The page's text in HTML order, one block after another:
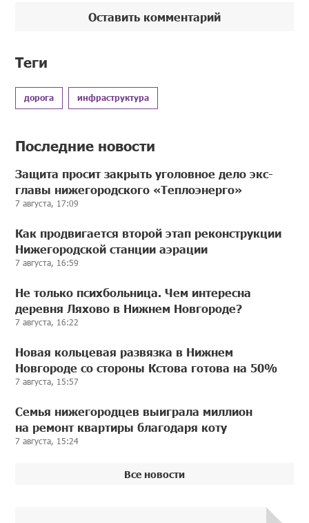
Оставить комментарий
Теги
дорога инфраструктура
Последние новости
Защита просит закрыть уголовное дело экс-
главы нижегородского «Теплоэнерго»
7 августа, 17:09
Как продвигается второй этап реконструкции
Нижегородской станции аэрации
7 августа, 16:59
Не только психбольница. Чем интересна
деревня Ляхово в Нижнем Новгороде?
7 августа, 16:22
Новая кольцевая развязка в Нижнем
Новгороде со стороны Кстова готова на 50%
7 августа, 15:57
Семья нижегородцев выиграла миллион
на ремонт квартиры благодаря коту
7 августа, 15:24
Все новости